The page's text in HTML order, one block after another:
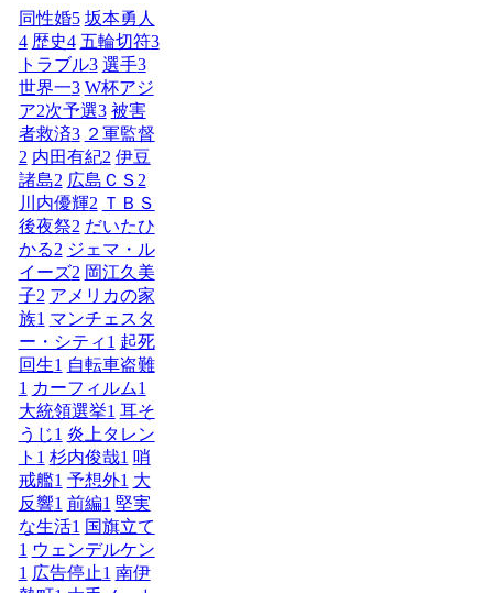
同性婚5 坂本勇人
4 歴史4 五輪切符3
トラブル3 選手3
世界一3 W杯アジ
ア2次予選3 被害
者救済3 ２軍監督
2 内田有紀2 伊豆
諸島2 広島ＣＳ 2
川内優輝2 ＴＢＳ
後夜祭2 だいたひ
かる2 ジェマ・ル
イーズ2 岡江久美
子2 アメリカの家
族1 マンチェスタ
ー・シティ 1 起死
回生1 自転車盗難
1 カーフィルム1
大統領選挙1 耳そ
うじ1 炎上タレン
ト 1 杉内俊哉1 哨
戒艦1 予想外1 大
反響1 前編1 堅実
な生活1 国旗立て
1 ウェンデルケン
1 広告停止1 南伊